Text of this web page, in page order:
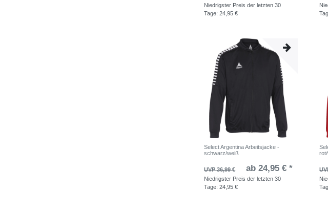
Niedrigster Preis der letzten 30
Tage:24,95 €
Select Argentina Arbeitsjacke -
schwarz/weiß
UVP 36,99 € ab 24,95 € *
Niedrigster Preis der letzten 30
Tage:24,95 €